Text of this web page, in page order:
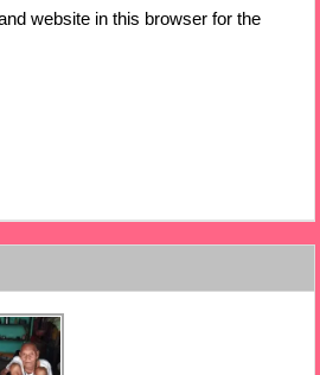
website in this browser for the